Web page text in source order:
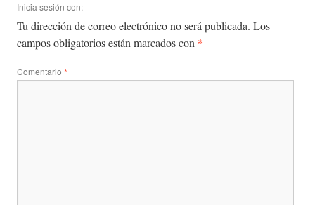
Inicia sesión con:
Tu dirección de correo electrónico no será publicada. Los
campos obligatorios están marcados con *
Comentario *